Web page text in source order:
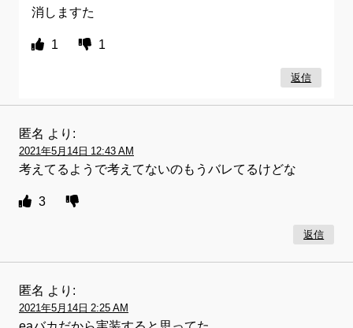
消しますた
1 1
返信
匿名 より:
2021年5月14日 12:43 AM
考えてるようで考えてないのもうバレてるけどな
3
返信
匿名 より:
2021年5月14日 2:25 AM